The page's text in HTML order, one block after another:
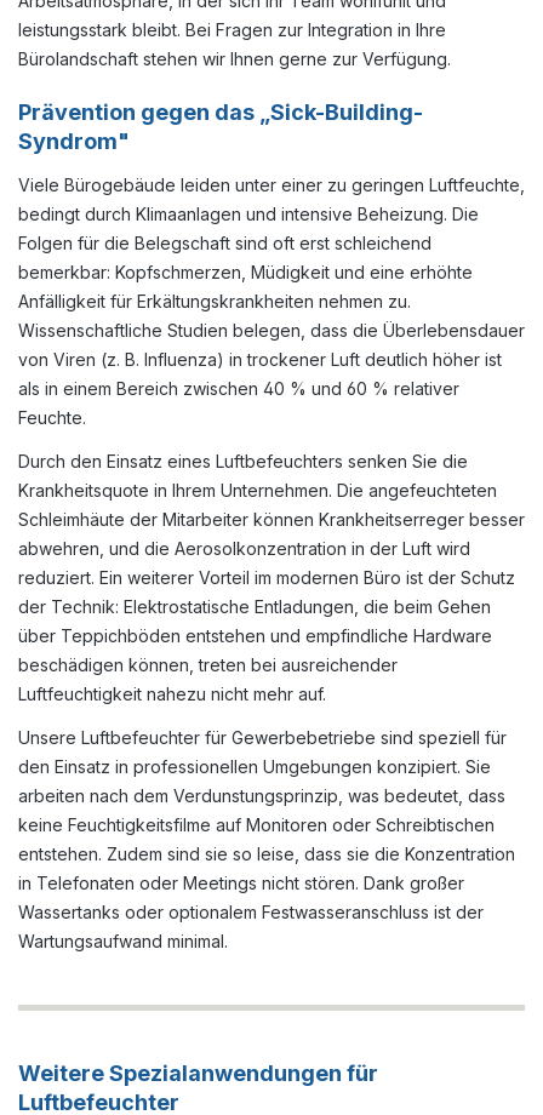
kennengelernt. Die Bedienung des Befeuchters erfolgt
über ein übersichtliches Display mit Touchscreen. Sie
erfassen alle relevanten Informationen auf einen Blick:
Wartungsanzeigen oder Warnmeldungen. Das EC-
Radialgebläse ist nach Schutzart IP54 gefertigt. Die
Drehzahl des Gebläses passt sich automatisch an die
Leistungsanforderung an. Sie haben die Möglichkeit, das
Gerät noch feiner über die achtstufige Drehzahlsteuerung
einzustellen. So erreichen Sie eine individuelle Anpassung
an Ihre Geräusch- und Leistungsanforderungen. Details:
Automatikbetrieb 8 Stufen Funktionen: Zeitschaltuhr, Funk-
Codierung, Wartungsintervalle, PIN-Vergabe WiFi/WLAN
App-Zugriff und Aufzeichnung Ihrer Klimadaten robuster
Aufbau: Kunststoffgehäuse, Edelstahlantriebe und
Einscheibensicherheitsglas-Abdeckung (ESG) inkl.
Dämpferabsenkung Mobilität Der Luftbefeuchter B 600 ist
mit Lenkrollen ausgestattet und kann einfach in Ihren Privat-
oder Gewerberäumen bewegt werden. Stellen Sie ihn so
verdeckt wird oder sich zu nah an einer Wand befindet. Er
sollte möglichst zentral im Zimmer stehen, um seine
Leistungsfähigkeit voll auszuspielen. Bei sehr großen
Räumlichkeiten verwenden Sie bitte mehrere Geräte von
BRUNE und kombinieren diese.Sicherheit Sicherheit spielt
in allen Bereichen des B 600 eine Rolle. Das
Automatikgebläse ist besonders leise und die
Modulbauweise führt zu einer vereinfachten Wartung des
Gerätes. Es verfügt über ein Selbstdiagnosesystem, das
Ihnen Störungen und Defekte sofort eindeutig auf dem
Display anzeigt. Über das Remoteportal können diese
Alarmmeldungen auch per Mail weitergeleitet werden.
B 600 nichts passieren kann, ist er mit einem
Überschwappschutz ausgestattet. Unser Gerät ist für den
dauerhaften Betrieb ausgelegt und mit verschiedenen
Filtermedien ausgestattet. Für einen hygienischen Betrieb
besitzt der moderne Befeuchter eine Luft-Entkeimung und
arbeitet mit einer Kalkumwandlungspatrone. Neben dem
Grobstaubfilter wird standardmäßig der Feinstaubfilter (F7)
verwendet. Anstelle des Feinstaubfilters F7 kann auch
ein Filter H 10 der Hepaklasse zum Einsatz kommen. Mit
diesem Luftbefeuchter organisieren Sie Ihr Raumklima auf
Nachrüstung geeignet. Wir beraten Sie gern bei weiteren
Reinigung und Filterwechsel gemäß Bedienungsanleitung
erforderlich. Es müssen die üblichen Vorsichtsmaßnahmen
leistungsstark bleibt. Bei Fragen zur Integration in Ihre
Bürolandschaft stehen wir Ihnen gerne zur Verfügung.
Prävention gegen das „Sick-Building-
Syndrom"
Viele Bürogebäude leiden unter einer zu geringen Luftfeuchte,
bedingt durch Klimaanlagen und intensive Beheizung. Die
Folgen für die Belegschaft sind oft erst schleichend
bemerkbar: Kopfschmerzen, Müdigkeit und eine erhöhte
Anfälligkeit für Erkältungskrankheiten nehmen zu.
Wissenschaftliche Studien belegen, dass die Überlebensdauer
von Viren (z. B. Influenza) in trockener Luft deutlich höher ist
als in einem Bereich zwischen 40 % und 60 % relativer
Feuchte.
Durch den Einsatz eines Luftbefeuchters senken Sie die
Krankheitsquote in Ihrem Unternehmen. Die angefeuchteten
Schleimhäute der Mitarbeiter können Krankheitserreger besser
abwehren, und die Aerosolkonzentration in der Luft wird
reduziert. Ein weiterer Vorteil im modernen Büro ist der Schutz
der Technik: Elektrostatische Entladungen, die beim Gehen
über Teppichböden entstehen und empfindliche Hardware
beschädigen können, treten bei ausreichender
Luftfeuchtigkeit nahezu nicht mehr auf.
Unsere Luftbefeuchter für Gewerbebetriebe sind speziell für
den Einsatz in professionellen Umgebungen konzipiert. Sie
arbeiten nach dem Verdunstungsprinzip, was bedeutet, dass
keine Feuchtigkeitsfilme auf Monitoren oder Schreibtischen
entstehen. Zudem sind sie so leise, dass sie die Konzentration
in Telefonaten oder Meetings nicht stören. Dank großer
Wassertanks oder optionalem Festwasseranschluss ist der
Wartungsaufwand minimal.
Weitere Spezialanwendungen für
Luftbefeuchter